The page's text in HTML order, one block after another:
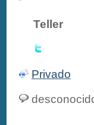
Teller
Privado